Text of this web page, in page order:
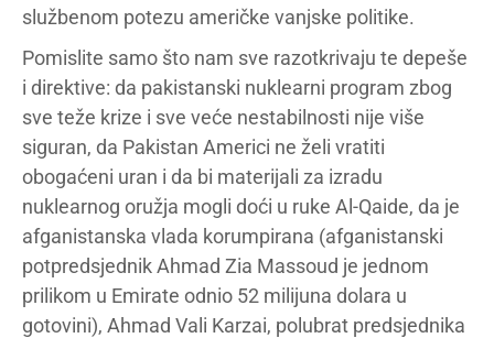
službenom potezu američke vanjske politike.
Pomislite samo što nam sve razotkrivaju te depeše
i direktive: da pakistanski nuklearni program zbog
sve teže krize i sve veće nestabilnosti nije više
siguran, da Pakistan Americi ne želi vratiti
obogaćeni uran i da bi materijali za izradu
nuklearnog oružja mogli doći u ruke Al-Qaide, da je
afganistanska vlada korumpirana (afganistanski
potpredsjednik Ahmad Zia Massoud je jednom
prilikom u Emirate odnio 52 milijuna dolara u
gotovini), Ahmad Vali Karzai, polubrat predsjednika